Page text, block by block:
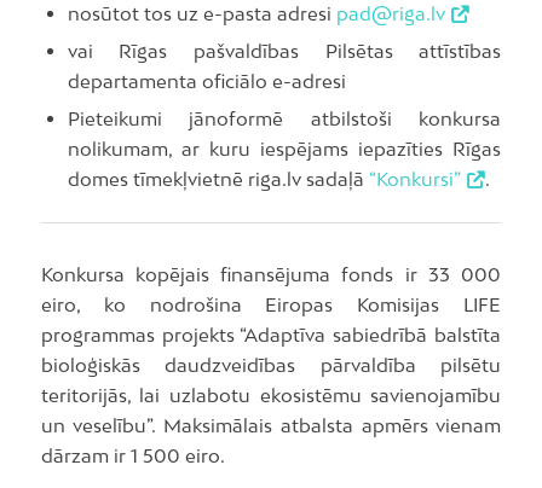
nosūtot tos uz e-pasta adresi pad@riga.lv
vai Rīgas pašvaldības Pilsētas attīstības
departamenta oficiālo e-adresi
Pieteikumi jānoformē atbilstoši konkursa
nolikumam, ar kuru iespējams iepazīties Rīgas
domes tīmekļvietnē riga.lv sadaļā “Konkursi” .
Konkursa kopējais finansējuma fonds ir 33 000
eiro, ko nodrošina Eiropas Komisijas LIFE
programmas projekts “Adaptīva sabiedrībā balstīta
bioloģiskās daudzveidības pārvaldība pilsētu
teritorijās, lai uzlabotu ekosistēmu savienojamību
un veselību”. Maksimālais atbalsta apmērs vienam
dārzam ir 1 500 eiro.